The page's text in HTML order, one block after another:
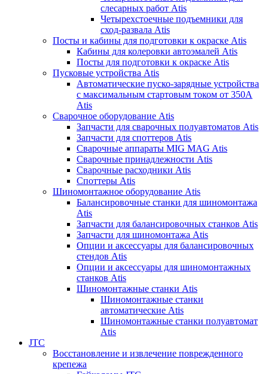
слесарных работ Atis
Четырехстоечные подъемники для
сход-развала Atis
Посты и кабины для подготовки к окраске Atis
Кабины для колеровки автоэмалей Atis
Посты для подготовки к окраске Atis
Пусковые устройства Atis
Автоматические пуско-зарядные устройства
с максимальным стартовым током от 350А
Atis
Сварочное оборудование Atis
Запчасти для сварочных полуавтоматов Atis
Запчасти для споттеров Atis
Сварочные аппараты MIG MAG Atis
Сварочные принадлежности Atis
Сварочные расходники Atis
Споттеры Atis
Шиномонтажное оборудование Atis
Балансировочные станки для шиномонтажа
Atis
Запчасти для балансировочных станков Atis
Запчасти для шиномонтажа Atis
Опции и аксессуары для балансировочных
стендов Atis
Опции и аксессуары для шиномонтажных
станков Atis
Шиномонтажные станки Atis
Шиномонтажные станки
автоматические Atis
Шиномонтажные станки полуавтомат
Atis
JTC
Восстановление и извлечение поврежденного
крепежа